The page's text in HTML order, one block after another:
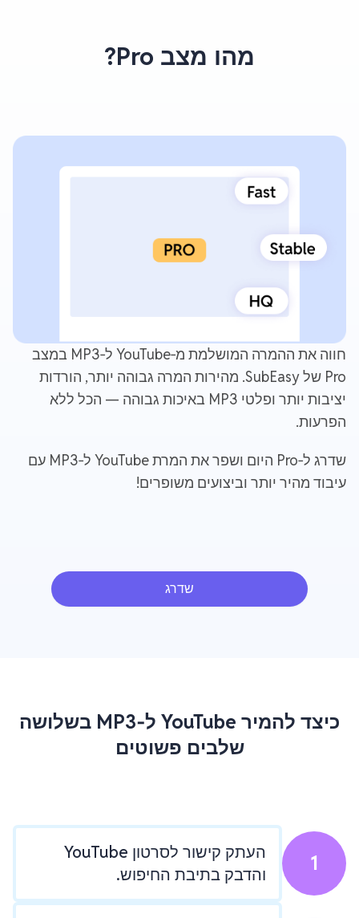
מהו מצב Pro?
חווה את ההמרה המושלמת מ‑YouTube ל‑MP3 במצב
Pro של SubEasy. מהירות המרה גבוהה יותר, הורדות
יציבות יותר ופלטי MP3 באיכות גבוהה — הכל ללא
הפרעות.
שדרג ל‑Pro היום ושפר את המרת YouTube ל‑MP3 עם
עיבוד מהיר יותר וביצועים משופרים!
שדרג
כיצד להמיר YouTube ל‑MP3 בשלושה
שלבים פשוטים
1
העתק קישור לסרטון YouTube
והדבק בתיבת החיפוש.